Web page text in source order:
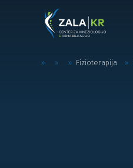
» » » Fizioterapija »